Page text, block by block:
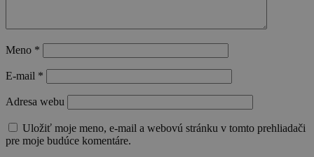
Meno *
E-mail *
Adresa webu
Uložiť moje meno, e-mail a webovú stránku v tomto prehliadači
pre moje budúce komentáre.